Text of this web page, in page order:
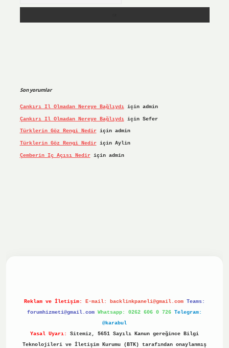
Son yorumlar
Çankırı Il Olmadan Nereye Bağlıydıiçin admin
Çankırı Il Olmadan Nereye Bağlıydıiçin Sefer
Türklerin Göz Rengi Nediriçin admin
Türklerin Göz Rengi Nediriçin Aylin
Çemberin Iç Açısı Nediriçin admin
Reklam ve İletişim: E-mail: backlinkpaneli@gmail.com Teams:
forumhizmeti@gmail.com Whatsapp: 0262 606 0 726 Telegram:
@karabul
Yasal Uyarı:
Sitemiz, 5651 Sayılı Kanun gereğince Bilgi
Teknolojileri ve İletişim Kurumu (BTK) tarafından onaylanmış